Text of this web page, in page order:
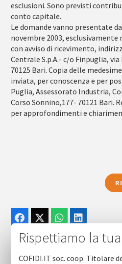
esclusioni. Sono previsti
conto capitale.
Le domande vanno presentate
novembre 2003,
con avviso di ricevimento,
Centrale S.p.A.- c/o Finpuglia,
70125 Bari. Copia delle
inviata, per conoscenza e per
Puglia, Assessorato Industria,
Corso Sonnino,177- 70121 Bari.
per approfondimenti e
Rispettiamo la
COFIDI.IT soc. coop.